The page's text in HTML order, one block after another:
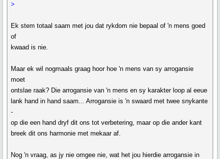
>
Ek stem totaal saam met jou dat rykdom nie bepaal of 'n mens goed
of
kwaad is nie.
Maar ek wil nogmaals graag hoor hoe 'n mens van sy arrogansie
moet
ontslae raak? Die arrogansie van 'n mens en sy karakter loop al eeue
lank hand in hand saam... Arrogansie is 'n swaard met twee snykante
-
op die een hand dryf dit ons tot verbetering, maar op die ander kant
breek dit ons harmonie met mekaar af.
Nog 'n vraag, as jy nie omgee nie, wat het jou hierdie arrogansie in